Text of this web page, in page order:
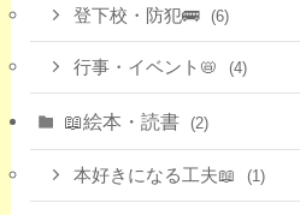
登下校・防犯🚌 (6)
行事・イベント📛 (4)
📖絵本・読書 (2)
本好きになる工夫📖 (1)